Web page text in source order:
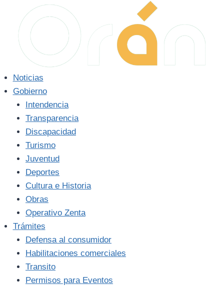
contenido
Noticias
Gobierno
Intendencia
Transparencia
Discapacidad
Turismo
Juventud
Deportes
Cultura e Historia
Obras
Operativo Zenta
Trámites
Defensa al consumidor
Habilitaciones comerciales
Transito
Permisos para Eventos